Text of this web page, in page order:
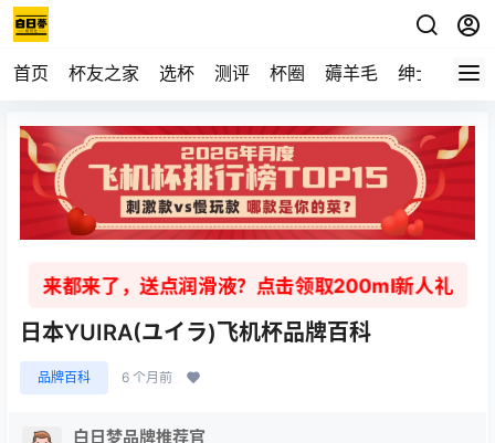
首页 杯友之家 选杯 测评 杯圈 薅羊毛 绅士 视频
来都来了，送点润滑液？点击领取200ml新人礼
日本YUIRA(ユイラ)飞机杯品牌百科
品牌百科 6 个月前
白日梦品牌推荐官